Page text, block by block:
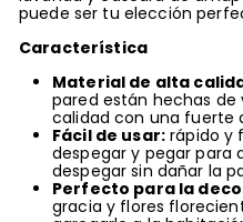
puede ser tu elección
Característica
Material de alta
pared están hechas
calidad con una fuerte
Fácil de usar:rápido y
despegar y pegar para
despegar sin dañar la
Perfecto para la
gracia y flores